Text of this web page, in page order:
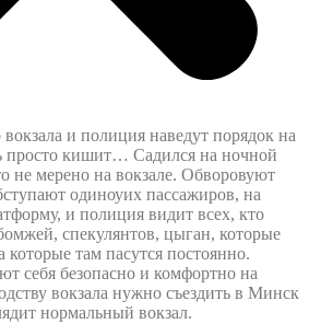
и полиция наведут порядок на
просто кишит… Садился на ночной
не мерено на вокзале. Обворовуют
одиноуих пассажиров, на
и полиция видит всех, кто
спекулянтов, цыган, которые
там пасутся постоянно.
себя безопасно и комфортно на
вокзала нужно съездить в Минск
нормальный вокзал.